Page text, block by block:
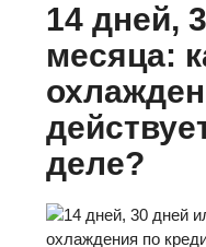
14 дней,
месяца:
деле?